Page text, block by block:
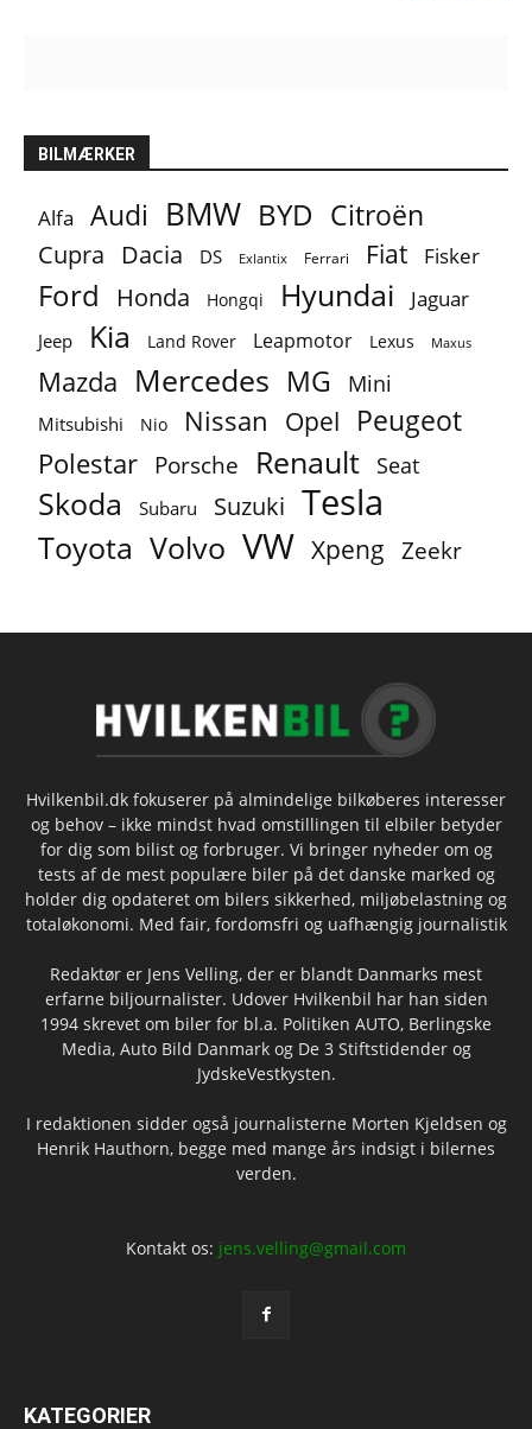
BILMÆRKER
Alfa Audi BMW BYD Citroën
Cupra Dacia DS Exlantix Ferrari Fiat Fisker
Ford Honda Hongqi Hyundai Jaguar
Jeep Kia Land Rover Leapmotor Lexus Maxus
Mazda Mercedes MG Mini
Mitsubishi Nio Nissan Opel Peugeot
Polestar Porsche Renault Seat
Skoda Subaru Suzuki Tesla
Toyota Volvo VW Xpeng Zeekr
Hvilkenbil.dk fokuserer på almindelige bilkøberes interesser
og behov – ikke mindst hvad omstillingen til elbiler betyder
for dig som bilist og forbruger. Vi bringer nyheder om og
tests af de mest populære biler på det danske marked og
holder dig opdateret om bilers sikkerhed, miljøbelastning og
totaløkonomi. Med fair, fordomsfri og uafhængig journalistik
Redaktør er Jens Velling, der er blandt Danmarks mest
erfarne biljournalister. Udover Hvilkenbil har han siden
1994 skrevet om biler for bl.a. Politiken AUTO, Berlingske
Media, Auto Bild Danmark og De 3 Stiftstidender og
JydskeVestkysten.
I redaktionen sidder også journalisterne Morten Kjeldsen og
Henrik Hauthorn, begge med mange års indsigt i bilernes
verden.
Kontakt os: jens.velling@gmail.com
KATEGORIER